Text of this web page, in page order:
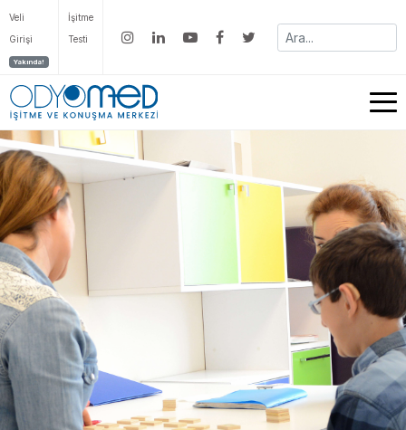
Veli
Girişi
Yakında!
İşitme
Testi